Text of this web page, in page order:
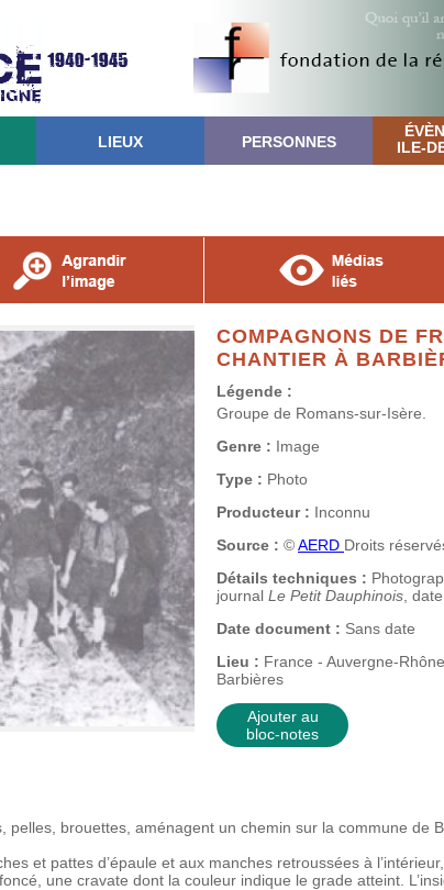
LIEUX PERSONNES ILE-
COMPAGNONS DE
CHANTIER À
Légende :
Groupe de Romans-sur-Isère.
Genre : Image
Type : Photo
Producteur : Inconnu
Source : ©AERD Droits
Détails techniques :
journal Le Petit Dauphinois ,
Date document : Sans date
Lieu : France - Auvergne-
Barbières
Ajouter au
bloc-notes
pelles, brouettes, aménagent un chemin sur la commune de
et pattes d’épaule et aux manches retroussées à
une cravate dont la couleur indique le grade atteint.